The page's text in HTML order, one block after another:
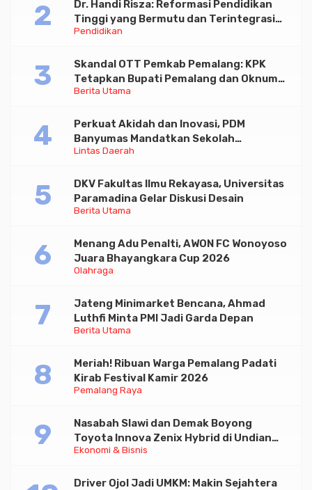
Pendidikan
Dr. Handi Risza: Reformasi Pendidikan
Tinggi yang Bermutu dan Terintegrasi
Menuju Indonesia Emas 2045
Berita Utama
Skandal OTT Pemkab Pemalang: KPK
Tetapkan Bupati Pemalang dan Oknum
Staf Internal Sebagai Tersangka
Lintas Daerah
Perkuat Akidah dan Inovasi, PDM
Banyumas Mandatkan Sekolah
Muhammadiyah Jadi Pilihan Utama Umat
Berita Utama
DKV Fakultas Ilmu Rekayasa, Universitas
Paramadina Gelar Diskusi Desain
Olahraga
Menang Adu Penalti, AWON FC Wonoyoso
Juara Bhayangkara Cup 2026
Berita Utama
Jateng Minimarket Bencana, Ahmad
Luthfi Minta PMI Jadi Garda Depan
Pemalang Raya
Meriah! Ribuan Warga Pemalang Padati
Kirab Festival Kamir 2026
Ekonomi & Bisnis
Nasabah Slawi dan Demak Boyong
Toyota Innova Zenix Hybrid di Undian
Tabungan Bima Bank Jateng
Driver Ojol Jadi UMKM: Makin Sejahtera